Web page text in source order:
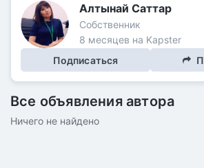
Алтынай Саттар
Собственник
8 месяцев на Kapster
Подписаться
Все объявления автора
Ничего не найдено